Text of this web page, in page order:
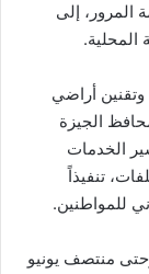
المرور، إلى
المحلية.
وتقنين أراضي
الجيزة
الخدمات
تنفيذاً
للمواطنين.
الدكتور أحمد الأنصاري إنه منذ مايو 2024 وحتى منتصف يونيو